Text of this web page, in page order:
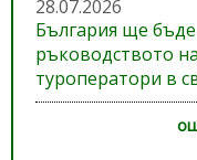
28.07.2026
България ще
ръководството
туроператори в